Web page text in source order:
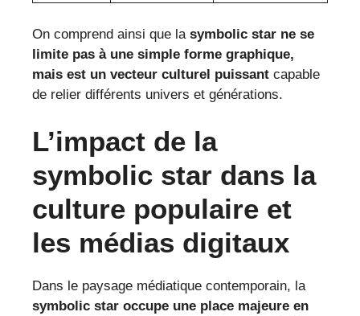
On comprend ainsi que la symbolic star ne se
limite pas à une simple forme graphique,
mais est un vecteur culturel puissant capable
de relier différents univers et générations.
L’impact de la
symbolic star dans la
culture populaire et
les médias digitaux
Dans le paysage médiatique contemporain, la
symbolic star occupe une place majeure en